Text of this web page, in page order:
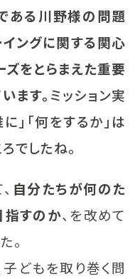
ある川野様の問題
ングに関する関心
をとらまえた重要
ます。 ミッション実
」「何をするか」は
でしたね。
自分たちが何のた
指すのか、を改めて
。
どもを取り巻く問